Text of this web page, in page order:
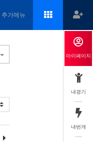
추가메뉴
15코트
마이페이지
내경기
내번개